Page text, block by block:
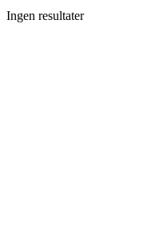
Ingen resultater